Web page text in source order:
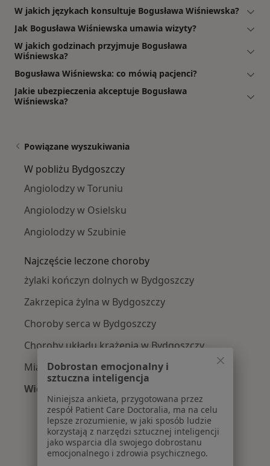
W jakich językach konsultuje Bogusława Wiśniewska?
Jak Bogusława Wiśniewska umawia wizyty?
W jakich godzinach przyjmuje Bogusława
Wiśniewska?
Bogusława Wiśniewska: co mówią pacjenci?
Jakie ubezpieczenia akceptuje Bogusława
Wiśniewska?
Powiązane wyszukiwania
W pobliżu Bydgoszczy
Angiolodzy w Toruniu
Angiolodzy w Osielsku
Angiolodzy w Szubinie
Najczęście leczone choroby
żylaki kończyn dolnych w Bydgoszczy
Zakrzepica żylna w Bydgoszczy
Choroby serca w Bydgoszczy
Choroby układu krążenia w Bydgoszczy
Miażdżyca w Bydgoszczy
Więcej (15)
Więcej w kategorii: Najczęście leczone
Dobrostan emocjonalny i
sztuczna inteligencja
Niniejsza ankieta, przygotowana przez
zespół Patient Care Doctoralia, ma na celu
lepsze zrozumienie, w jaki sposób ludzie
korzystają z narzędzi sztucznej inteligencji
jako wsparcia dla swojego dobrostanu
emocjonalnego i zdrowia psychicznego.